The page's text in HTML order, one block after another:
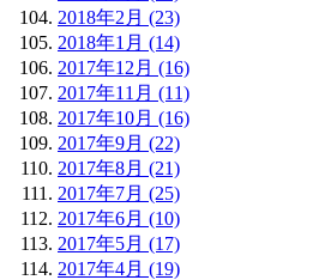
2018年2月 (23)
2018年1月 (14)
2017年12月 (16)
2017年11月 (11)
2017年10月 (16)
2017年9月 (22)
2017年8月 (21)
2017年7月 (25)
2017年6月 (10)
2017年5月 (17)
2017年4月 (19)